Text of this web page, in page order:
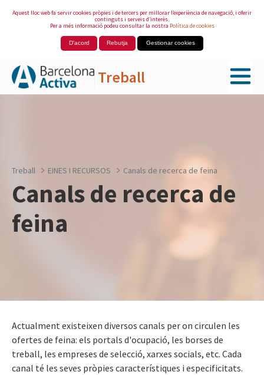
Aquest lloc web fa servir cookies pròpies i de tercers per millorar l’experiència de navegació, i oferir
continguts i serveis d’interès.
Per a més informació podeu consultar la nostra Política de cookies
D'acord Rebutja Gestionar cookies
Treball
Treball EINES I RECURSOS Canals de recerca de feina
Canals de recerca de
feina
Actualment existeixen diversos canals per on circulen les
ofertes de feina: els portals d'ocupació, les borses de
treball, les empreses de selecció, xarxes socials, etc. Cada
canal té les seves pròpies característiques i especificitats.